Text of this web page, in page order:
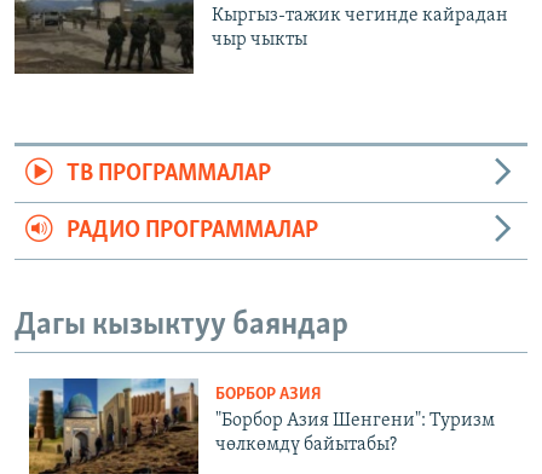
Кыргыз-тажик чегинде кайрадан
чыр чыкты
ТВ ПРОГРАММАЛАР
РАДИО ПРОГРАММАЛАР
Дагы кызыктуу баяндар
БОРБОР АЗИЯ
"Борбор Азия Шенгени": Туризм
чөлкөмдү байытабы?